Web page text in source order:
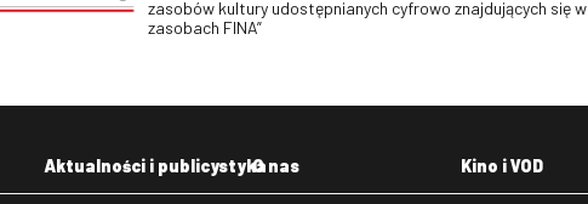
zasobów kultury udostępnianych cyfrowo znajdujących się w
zasobach FINA”
Aktualności i publicystykaO nas Kino i VOD